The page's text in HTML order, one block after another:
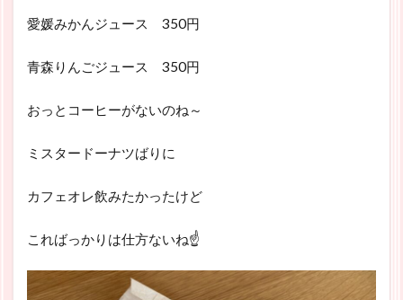
愛媛みかんジュース 350円
青森りんごジュース 350円
おっとコーヒーがないのね～
ミスタードーナツばりに
カフェオレ飲みたかったけど
こればっかりは仕方ないね☝